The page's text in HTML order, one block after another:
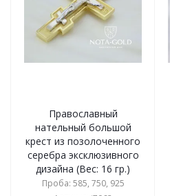
Православный
нательный большой
крест из позолоченного
серебра эксклюзивного
дизайна (Вес: 16 гр.)
Проба: 585, 750, 925